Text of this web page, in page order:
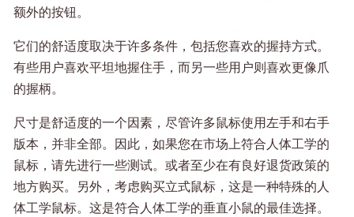
额外的按钮。
它们的舒适度取决于许多条件，包括您喜欢的握持方式。
有些用户喜欢平坦地握住手，而另一些用户则喜欢更像爪
的握柄。
尺寸是舒适度的一个因素，尽管许多鼠标使用左手和右手
版本，并非全部。因此，如果您在市场上符合人体工学的
鼠标，请先进行一些测试。或者至少在有良好退货政策的
地方购买。另外，考虑购买立式鼠标，这是一种特殊的人
体工学鼠标。这是符合人体工学的垂直小鼠的最佳选择。